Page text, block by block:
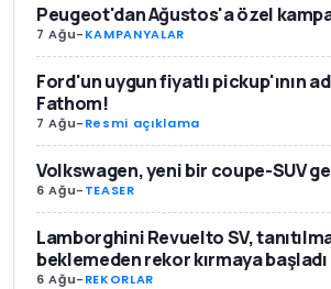
Peugeot'dan Ağustos'a özel
7 Ağu-KAMPANYALAR
Ford'un uygun fiyatlı pickup'ının
Fathom!
7 Ağu-Resmi açıklama
Volkswagen, yeni bir coupe-SUV
6 Ağu-TEASER
Lamborghini Revuelto SV,
beklemeden rekor kırmaya başladı
6 Ağu-REKORLAR